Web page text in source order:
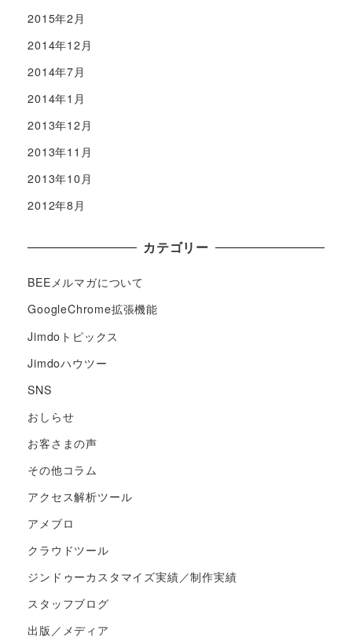
2015年2月
2014年12月
2014年7月
2014年1月
2013年12月
2013年11月
2013年10月
2012年8月
カテゴリー
BEEメルマガについて
GoogleChrome拡張機能
Jimdoトピックス
Jimdoハウツー
SNS
おしらせ
お客さまの声
その他コラム
アクセス解析ツール
アメブロ
クラウドツール
ジンドゥーカスタマイズ実績／制作実績
スタッフブログ
出版／メディア